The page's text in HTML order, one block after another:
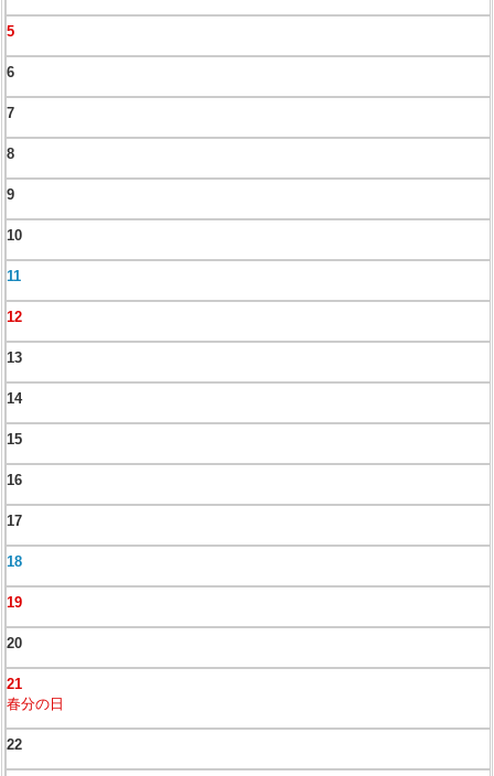
5
6
7
8
9
10
11
12
13
14
15
16
17
18
19
20
21
春分の日
22